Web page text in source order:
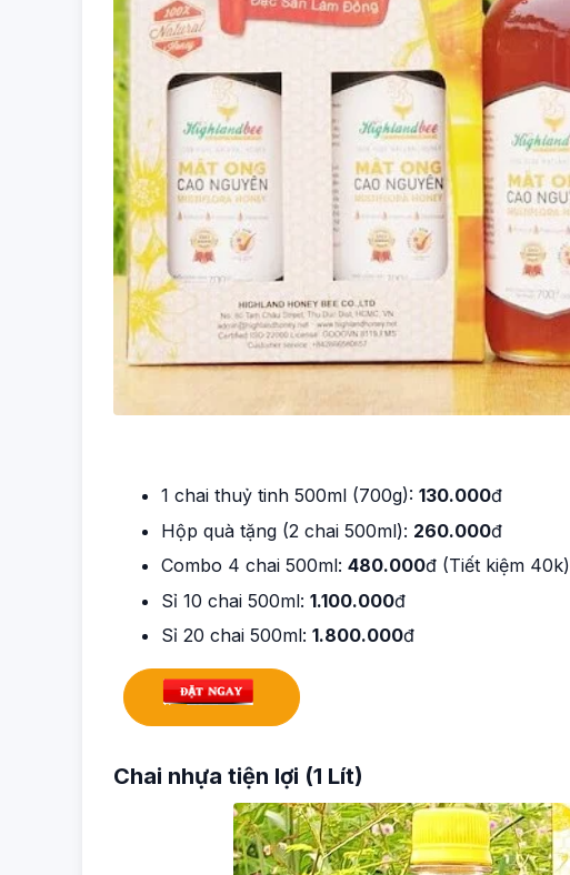
1 chai thuỷ tinh 500ml (700g): 130.000đ
Hộp quà tặng (2 chai 500ml): 260.000đ
Combo 4 chai 500ml: 480.000đ (Tiết kiệm 40k)
Sỉ 10 chai 500ml: 1.100.000đ
Sỉ 20 chai 500ml: 1.800.000đ
Chai nhựa tiện lợi (1 Lít)